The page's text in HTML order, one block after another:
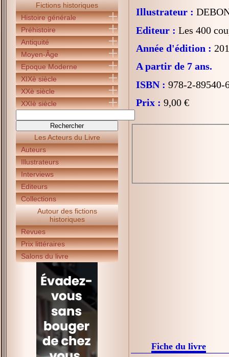
Fictions historiques
Histoire générale
Préhistoire
Antiquité
Moyen-Âge
Epoque Moderne
XIXè siècle
XXè siècle
XXIè siècle
Les Acteurs du Livre
Auteurs
Illustrateurs
Interviews
Editeurs
Collections
Autour des fictions
historiques
Revues
Prix littéraires
Salons du livre
Illustrateur :
Editeur : Les 400
Année d'édition :
A partir de 7 ans.
ISBN : 978-2-89540-
Prix : 9,00 €
Fiche du livre